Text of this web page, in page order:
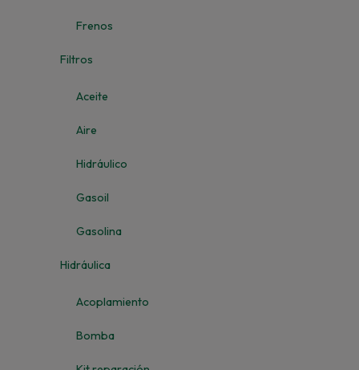
Frenos
Filtros
Aceite
Aire
Hidráulico
Gasoil
Gasolina
Hidráulica
Acoplamiento
Bomba